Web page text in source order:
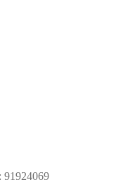
91924069